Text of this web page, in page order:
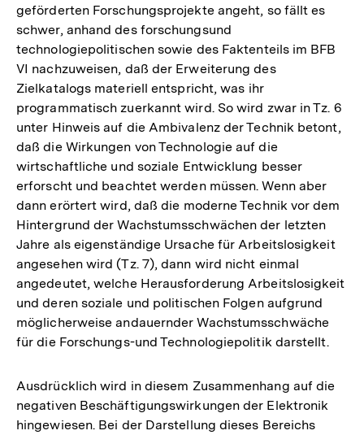
geförderten Forschungsprojekte angeht, so fällt es
schwer, anhand des forschungsund
technologiepolitischen sowie des Faktenteils im BFB
VI nachzuweisen, daß der Erweiterung des
Zielkatalogs materiell entspricht, was ihr
programmatisch zuerkannt wird. So wird zwar in Tz. 6
unter Hinweis auf die Ambivalenz der Technik betont,
daß die Wirkungen von Technologie auf die
wirtschaftliche und soziale Entwicklung besser
erforscht und beachtet werden müssen. Wenn aber
dann erörtert wird, daß die moderne Technik vor dem
Hintergrund der Wachstumsschwächen der letzten
Jahre als eigenständige Ursache für Arbeitslosigkeit
angesehen wird (Tz. 7), dann wird nicht einmal
angedeutet, welche Herausforderung Arbeitslosigkeit
und deren soziale und politischen Folgen aufgrund
möglicherweise andauernder Wachstumsschwäche
für die Forschungs-und Technologiepolitik darstellt.
Ausdrücklich wird in diesem Zusammenhang auf die
negativen Beschäftigungswirkungen der Elektronik
hingewiesen. Bei der Darstellung dieses Bereichs